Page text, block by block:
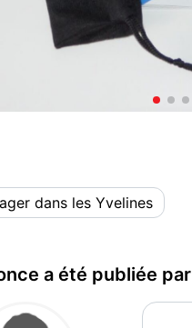
dans les Yvelines
a été publiée par